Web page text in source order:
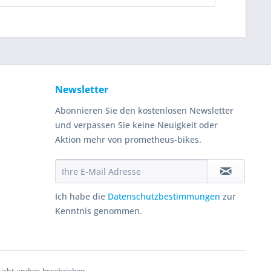
Newsletter
Abonnieren Sie den kostenlosen Newsletter
und verpassen Sie keine Neuigkeit oder
Aktion mehr von prometheus-bikes.
Ich habe die Datenschutzbestimmungen zur
Kenntnis genommen.